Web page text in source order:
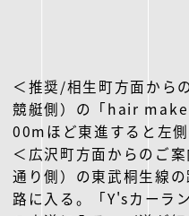
＜推奨/相生町方面から
競艇側）の「hair
00mほど東進すると左側
＜広沢町方面からのご
通り側）の東武桐生線
路に入る。「Y'sカーラ